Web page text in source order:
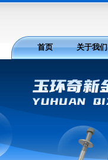
首页 关于我们